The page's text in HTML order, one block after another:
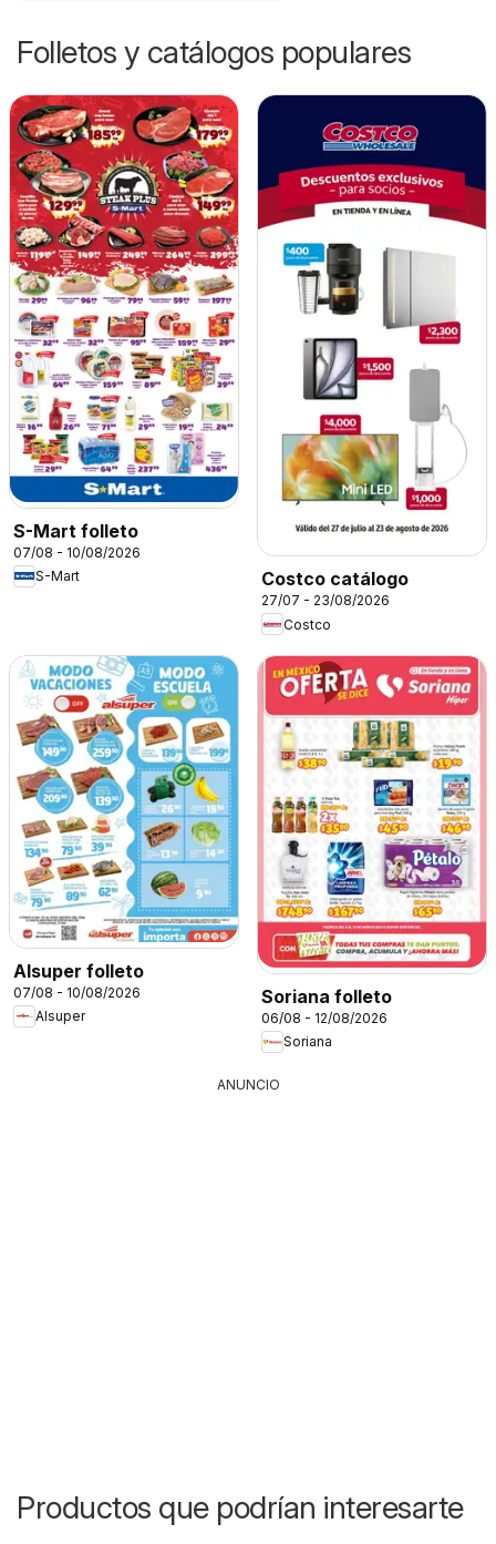
Folletos y catálogos populares
S-Mart folleto
07/08 - 10/08/2026
S-Mart
Costco catálogo
27/07 - 23/08/2026
Costco
Alsuper folleto
07/08 - 10/08/2026
Alsuper
Soriana folleto
06/08 - 12/08/2026
Soriana
ANUNCIO
Productos que podrían interesarte